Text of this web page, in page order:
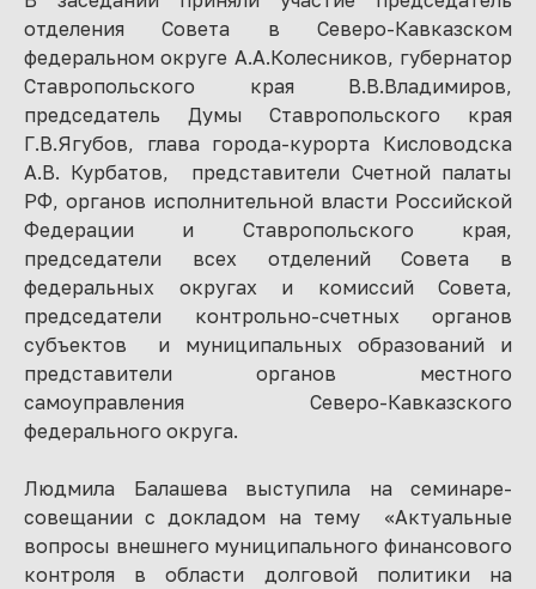
отделения Совета в Северо-Кавказском
федеральном округе А.А.Колесников, губернатор
Ставропольского края В.В.Владимиров,
председатель Думы Ставропольского края
Г.В.Ягубов, глава города-курорта Кисловодска
А.В. Курбатов, представители Счетной палаты
РФ, органов исполнительной власти Российской
Федерации и Ставропольского края,
председатели всех отделений Совета в
федеральных округах и комиссий Совета,
председатели контрольно-счетных органов
субъектов и муниципальных образований и
представители органов местного
самоуправления Северо-Кавказского
федерального округа.
Людмила Балашева выступила на семинаре-
совещании с докладом на тему «Актуальные
вопросы внешнего муниципального финансового
контроля в области долговой политики на